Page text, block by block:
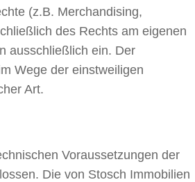
(z.B. Merchandising,
des Rechts am eigenen
ausschließlich ein. Der
Wege der einstweiligen
Art.
Voraussetzungen der
Die von Stosch Immobilien